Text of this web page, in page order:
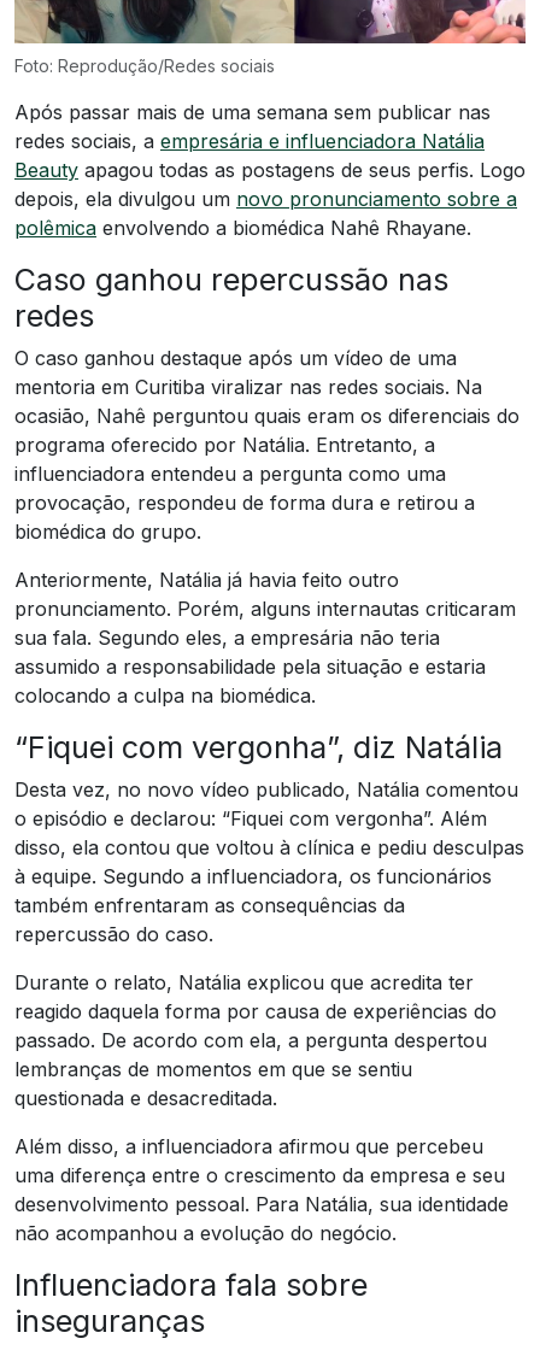
Foto: Reprodução/Redes sociais
Após passar mais de uma semana sem publicar nas
redes sociais, a empresária e influenciadora Natália
Beauty apagou todas as postagens de seus perfis. Logo
depois, ela divulgou um novo pronunciamento sobre a
polêmica envolvendo a biomédica Nahê Rhayane.
Caso ganhou repercussão nas
redes
O caso ganhou destaque após um vídeo de uma
mentoria em Curitiba viralizar nas redes sociais. Na
ocasião, Nahê perguntou quais eram os diferenciais do
programa oferecido por Natália. Entretanto, a
influenciadora entendeu a pergunta como uma
provocação, respondeu de forma dura e retirou a
biomédica do grupo.
Anteriormente, Natália já havia feito outro
pronunciamento. Porém, alguns internautas criticaram
sua fala. Segundo eles, a empresária não teria
assumido a responsabilidade pela situação e estaria
colocando a culpa na biomédica.
“Fiquei com vergonha”, diz Natália
Desta vez, no novo vídeo publicado, Natália comentou
o episódio e declarou: “Fiquei com vergonha”. Além
disso, ela contou que voltou à clínica e pediu desculpas
à equipe. Segundo a influenciadora, os funcionários
também enfrentaram as consequências da
repercussão do caso.
Durante o relato, Natália explicou que acredita ter
reagido daquela forma por causa de experiências do
passado. De acordo com ela, a pergunta despertou
lembranças de momentos em que se sentiu
questionada e desacreditada.
Além disso, a influenciadora afirmou que percebeu
uma diferença entre o crescimento da empresa e seu
desenvolvimento pessoal. Para Natália, sua identidade
não acompanhou a evolução do negócio.
Influenciadora fala sobre
inseguranças